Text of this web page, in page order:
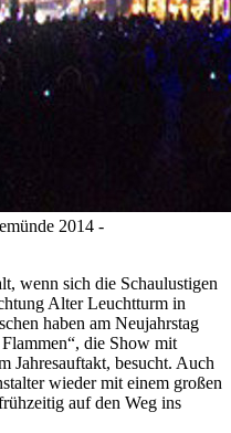
2014 -
wenn sich die Schaulustigen
Alter Leuchtturm in
haben am Neujahrstag
die Show mit
Jahresauftakt, besucht. Auch
wieder mit einem großen
auf den Weg ins